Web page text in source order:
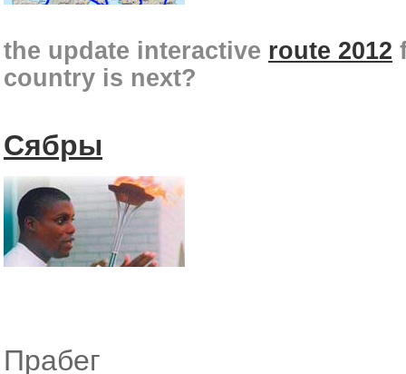
the update interactive route 2012
country is next?
Сябры
Прабег